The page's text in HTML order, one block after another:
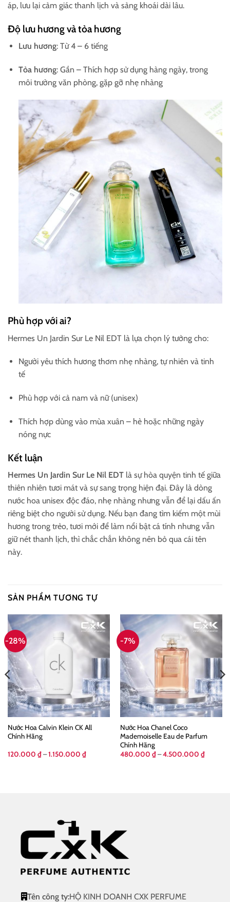
áp, lưu lại cảm giác thanh lịch và sảng khoái dài lâu.
Độ lưu hương và tỏa hương
Lưu hương: Từ 4 – 6 tiếng
Tỏa hương: Gần – Thích hợp sử dụng hàng ngày, trong
môi trường văn phòng, gặp gỡ nhẹ nhàng
Phù hợp với ai?
Hermes Un Jardin Sur Le Nil EDT là lựa chọn lý tưởng cho:
Người yêu thích hương thơm nhẹ nhàng, tự nhiên và tinh
tế
Phù hợp với cả nam và nữ (unisex)
Thích hợp dùng vào mùa xuân – hè hoặc những ngày
nóng nực
Kết luận
Hermes Un Jardin Sur Le Nil EDT là sự hòa quyện tinh tế giữa
thiên nhiên tươi mát và sự sang trọng hiện đại. Đây là dòng
nước hoa unisex độc đáo, nhẹ nhàng nhưng vẫn để lại dấu ấn
riêng biệt cho người sử dụng. Nếu bạn đang tìm kiếm một mùi
hương trong trẻo, tươi mới để làm nổi bật cá tính nhưng vẫn
giữ nét thanh lịch, thì chắc chắn không nên bỏ qua cái tên
này.
SẢN PHẨM TƯƠNG TỰ
-28%
Nước Hoa Calvin Klein CK All
Chính Hãng
120.000 ₫ – 1.150.000 ₫Khoảng
giá:
-7%
Nước Hoa Chanel Coco
Mademoiselle Eau de Parfum
Chính Hãng
480.000 ₫ – 4.500.000 ₫Khoảng
giá:
Tên công ty:HỘ KINH DOANH CXK PERFUME